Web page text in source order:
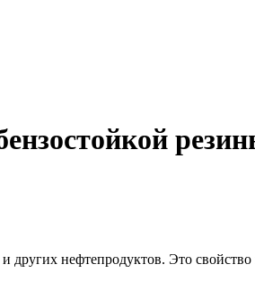
нефтепродуктов. Это